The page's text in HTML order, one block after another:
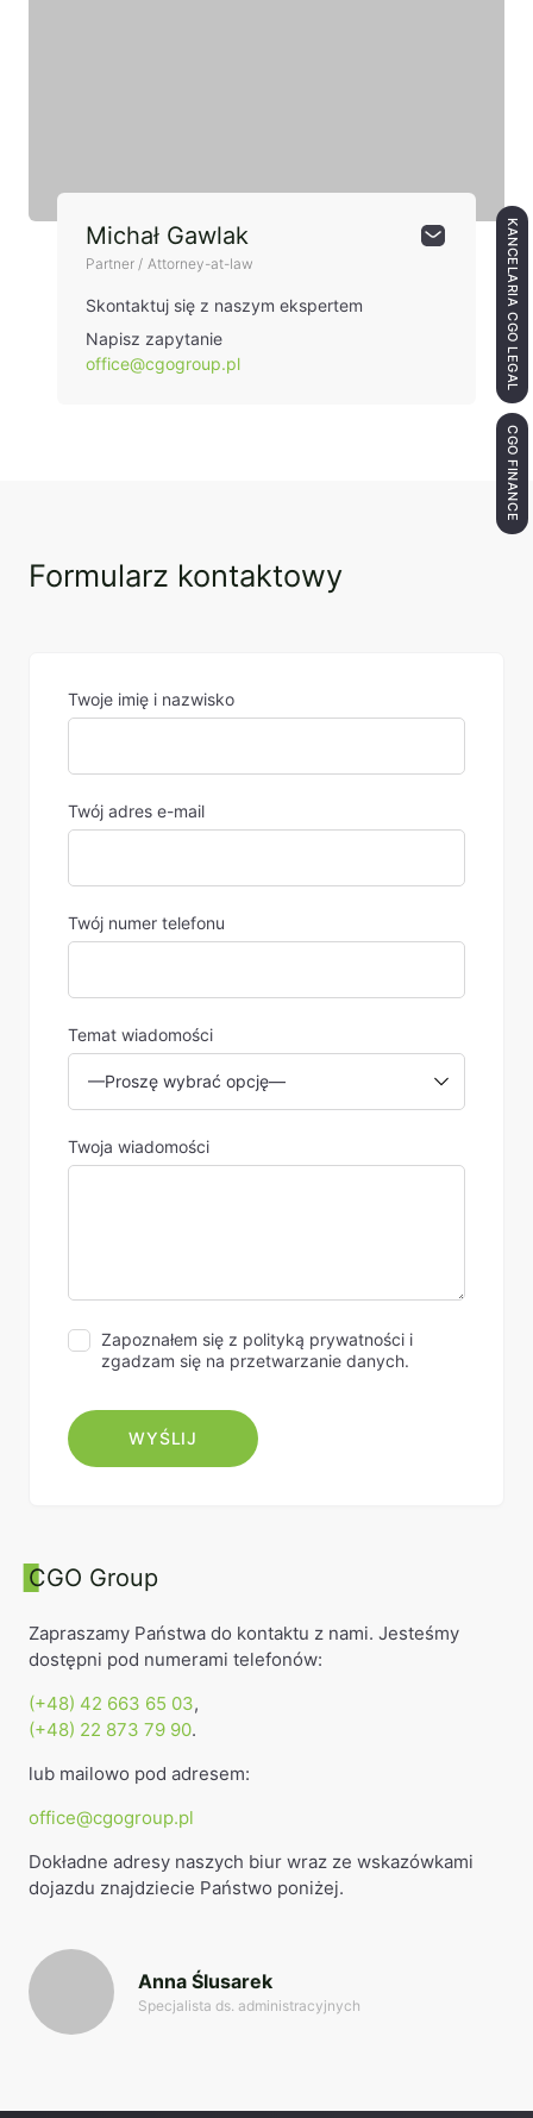
Michał Gawlak
Partner / Attorney-at-law
Skontaktuj się z naszym ekspertem
Napisz zapytanie
office@cgogroup.pl
Formularz kontaktowy
Twoje imię i nazwisko
Twój adres e-mail
Twój numer telefonu
Temat wiadomości
Twoja wiadomości
Zapoznałem się z polityką prywatności i
zgadzam się na przetwarzanie danych.
CGO Group
Zapraszamy Państwa do kontaktu z nami. Jesteśmy
dostępni pod numerami telefonów:
(+48) 42 663 65 03,
(+48) 22 873 79 90.
lub mailowo pod adresem:
office@cgogroup.pl
Dokładne adresy naszych biur wraz ze wskazówkami
dojazdu znajdziecie Państwo poniżej.
Anna Ślusarek
Specjalista ds. administracyjnych
KANCELARIA CGO LEGAL
CGO FINANCE